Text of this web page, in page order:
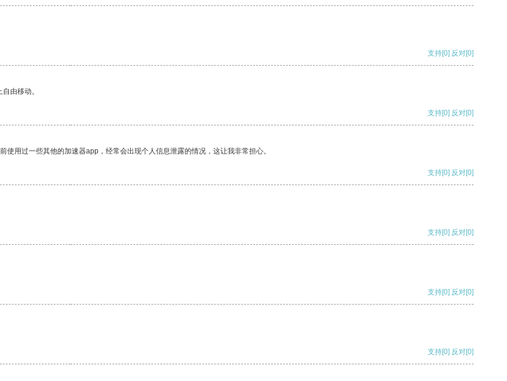
支持[0] 反对[0]
由移动。
支持[0] 反对[0]
用过一些其他的加速器app，经常会出现个人信息泄露的情况，这让我非常担心。
支持[0] 反对[0]
支持[0] 反对[0]
支持[0] 反对[0]
支持[0] 反对[0]